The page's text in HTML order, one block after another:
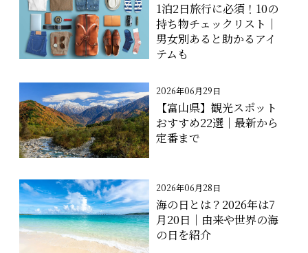
1泊2日旅行に必須！10の
持ち物チェックリスト｜
男女別あると助かるアイ
テムも
2026年06月29日
【富山県】観光スポット
おすすめ22選｜最新から
定番まで
2026年06月28日
海の日とは？2026年は7
月20日｜由来や世界の海
の日を紹介